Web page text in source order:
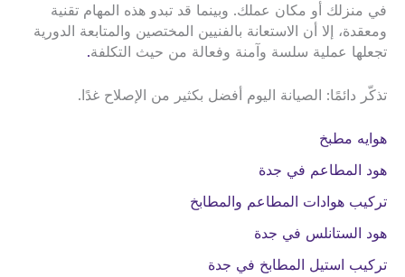
في منزلك أو مكان عملك. وبينما قد تبدو هذه المهام تقنية
ومعقدة، إلا أن الاستعانة بالفنيين المختصين والمتابعة الدورية
تجعلها عملية سلسة وآمنة وفعالة من حيث التكلفة.
تذكّر دائمًا: الصيانة اليوم أفضل بكثير من الإصلاح غدًا.
هوايه مطبخ
هود المطاعم في جدة
تركيب هوادات المطاعم والمطابخ
هود الستانلس في جدة
تركيب استيل المطابخ في جدة